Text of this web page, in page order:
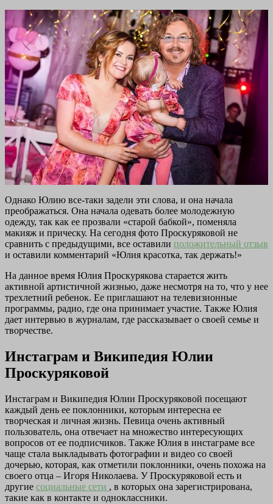
Однако Юлию все-таки задели эти слова, и она начала
преображаться. Она начала одевать более молодежную
одежду, так как ее прозвали «старой бабкой», поменяла
макияж и прическу. На сегодня фото Проскуряковой не
сравнить с предыдущими, все оставили положительный отзыв
и оставили комментарий «Юлия красотка, так держать!»
На данное время Юлия Проскурякова старается жить
активной артистичной жизнью, даже несмотря на то, что у нее
трехлетний ребенок. Ее приглашают на телевизионные
программы, радио, где она принимает участие. Также Юлия
дает интервью в журналам, где рассказывает о своей семье и
творчестве.
Инстаграм и Википедия Юлии
Проскуряковой
Инстаграм и Википедия Юлии Проскуряковой посещают
каждый день ее поклонники, которым интересна ее
творческая и личная жизнь. Певица очень активный
пользователь, она отвечает на множество интересующих
вопросов от ее подписчиков. Также Юлия в инстаграме все
чаще стала выкладывать фотографии и видео со своей
дочерью, которая, как отметили поклонники, очень похожа на
своего отца – Игоря Николаева. У Проскуряковой есть и
другие социальные сети , в которых она зарегистрирована,
такие как в контакте и одноклассники.